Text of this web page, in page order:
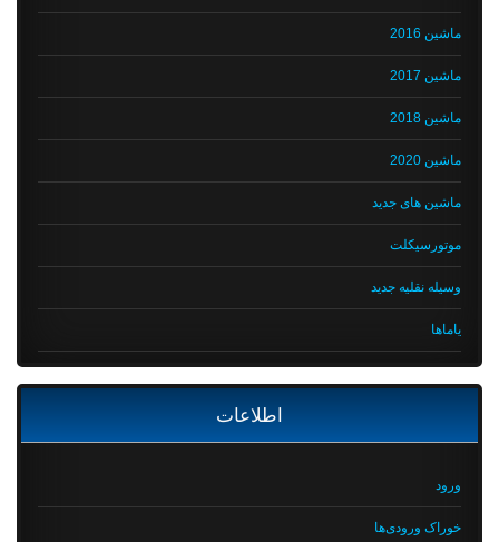
ماشین 2016
ماشین 2017
ماشین 2018
ماشین 2020
ماشین های جدید
موتورسیکلت
وسیله نقلیه جدید
یاماها
اطلاعات
ورود
خوراک ورودی‌ها